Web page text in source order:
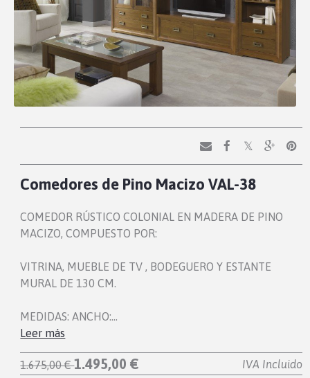
Comedores de Pino Macizo VAL-38
COMEDOR RÚSTICO COLONIAL EN MADERA DE PINO
MACIZO, COMPUESTO POR:
VITRINA, MUEBLE DE TV , BODEGUERO Y ESTANTE
MURAL DE 130 CM.
MEDIDAS: ANCHO:…
Leer más
1.675,00 €1.495,00 € IVA Incluido